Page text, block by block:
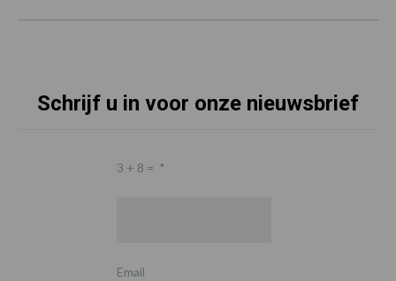
Schrijf u in voor onze nieuwsbrief
3 + 8 = *
Email